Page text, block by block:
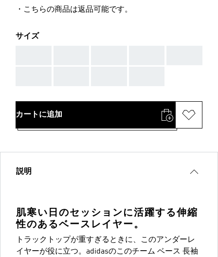
・こちらの商品は返品可能です。
サイズ
カートに追加
説明
肌寒い日のセッションに活躍する伸縮
性のあるベースレイヤー。
トラックトップが重すぎるときに、このアンダーレ
イヤーが役に立つ。adidasのこのチーム ベース 長袖